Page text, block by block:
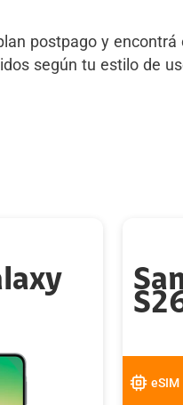
postpago y encontrá
según tu estilo de
eSIM